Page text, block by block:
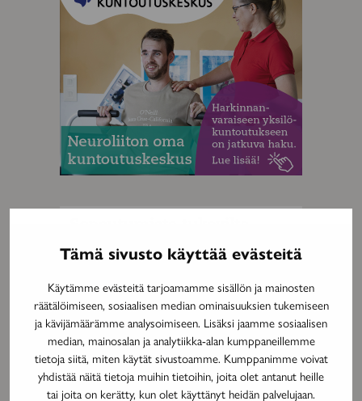
Tämä sivusto käyttää evästeitä
Käytämme evästeitä tarjoamamme sisällön ja mainosten
räätälöimiseen, sosiaalisen median ominaisuuksien tukemiseen
ja kävijämäärämme analysoimiseen. Lisäksi jaamme sosiaalisen
median, mainosalan ja analytiikka-alan kumppaneillemme
tietoja siitä, miten käytät sivustoamme. Kumppanimme voivat
yhdistää näitä tietoja muihin tietoihin, joita olet antanut heille
tai joita on kerätty, kun olet käyttänyt heidän palvelujaan.